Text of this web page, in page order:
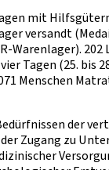
mit
versandt
Warenlager). 202
Tagen (25. bis
Menschen
der
Zugang zu